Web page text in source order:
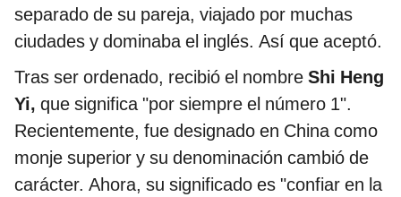
separado de su pareja, viajado por muchas
ciudades y dominaba el inglés. Así que aceptó.
Tras ser ordenado, recibió el nombre Shi Heng
Yi, que significa "por siempre el número 1".
Recientemente, fue designado en China como
monje superior y su denominación cambió de
carácter. Ahora, su significado es "confiar en la